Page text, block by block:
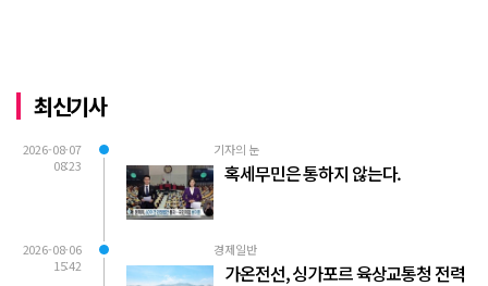
최신기사
2026-08-07
08:23
기자의 눈
혹세무민은 통하지 않는다.
2026-08-06
15:42
경제일반
가온전선, 싱가포르 육상교통청 전력